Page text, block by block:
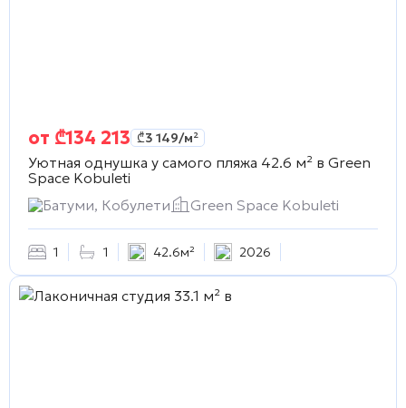
от ₾134 213 ₾3 149/м²
Уютная однушка у самого пляжа 42.6 м² в Green
Space Kobuleti
Батуми, Кобулети
Green Space Kobuleti
1 1 42.6м² 2026